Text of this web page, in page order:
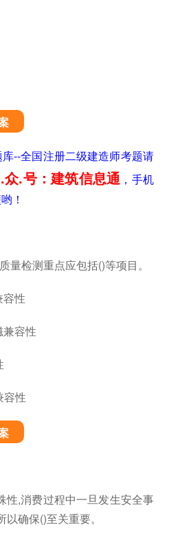
--全国注册二级建造师考题请
.号：建筑信息通，手机
！
量检测重点应包括()等项目。
性
容性
容性
性,消费过程中一旦发生安全事
确保()至关重要。